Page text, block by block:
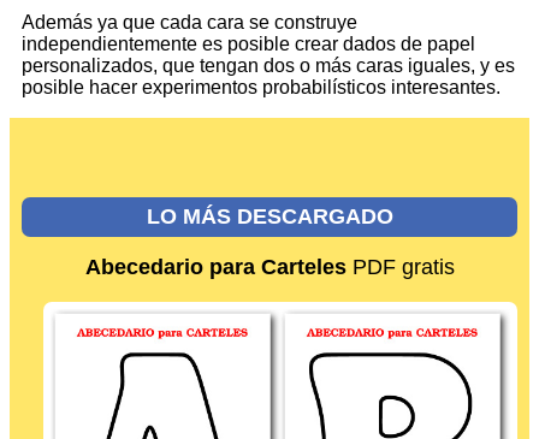
Además ya que cada cara se construye
independientemente es posible crear dados de papel
personalizados, que tengan dos o más caras iguales, y es
posible hacer experimentos probabilísticos interesantes.
LO MÁS DESCARGADO
Abecedario para CartelesPDF gratis